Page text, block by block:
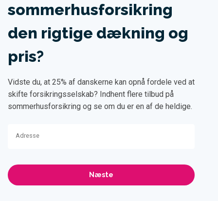
sommerhusforsikring
den rigtige dækning og
pris?
Vidste du, at 25% af danskerne kan opnå fordele ved at
skifte forsikringsselskab? Indhent flere tilbud på
sommerhusforsikring og se om du er en af de heldige.
Adresse